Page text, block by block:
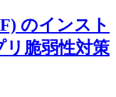
のインスト
リ脆弱性対策